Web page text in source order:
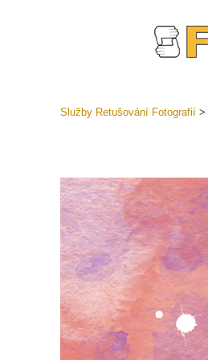
Služby Retušování Fotografií>